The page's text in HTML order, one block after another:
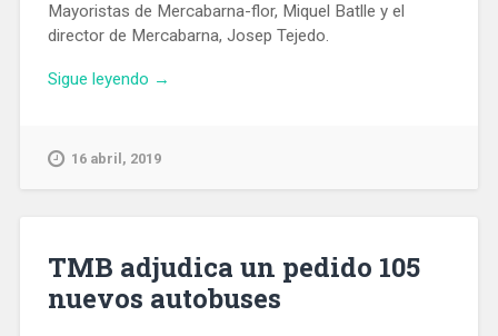
Mayoristas de Mercabarna-flor, Miquel Batlle y el
director de Mercabarna, Josep Tejedo.
Sigue leyendo «Mercabarna
la
2,3
millones
→
16 abril, 2019
TMB adjudica un pedido 105
nuevos autobuses